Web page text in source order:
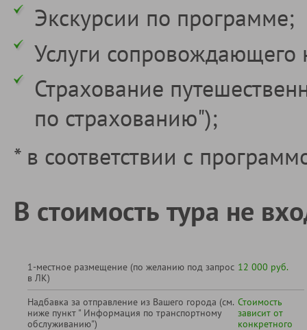
Экскурсии по программе;
Услуги сопровождающего
Страхование
по страхованию");
* в соответствии с
В стоимость тура не
1-местное размещение (по желанию под запрос
в ЛК)
12 000 руб.
Надбавка за отправление из Вашего города (см.
ниже пункт " Информация по транспортному
обслуживанию")
Стоимость
зависит от
конкретного